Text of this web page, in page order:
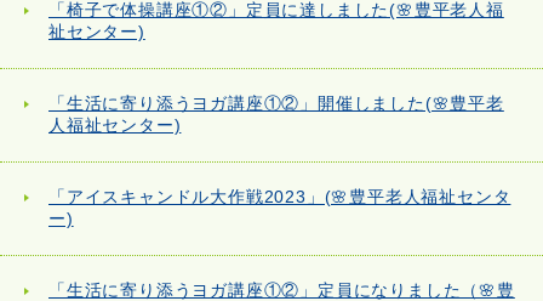
「椅子で体操講座①②」定員に達しました(🌸豊平老人福
祉センター)
「生活に寄り添うヨガ講座①②」開催しました(🌸豊平老
人福祉センター)
「アイスキャンドル大作戦2023」(🌸豊平老人福祉センタ
ー)
「生活に寄り添うヨガ講座①②」定員になりました（🌸豊